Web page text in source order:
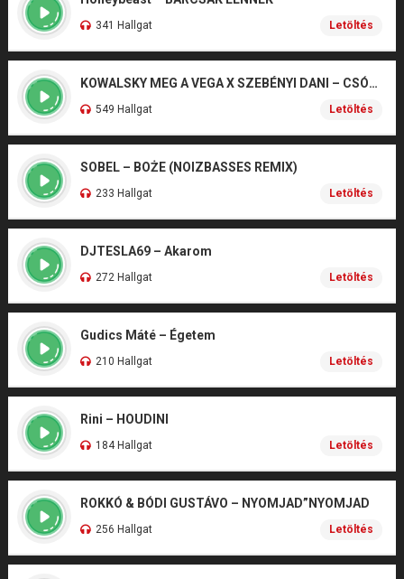
341 Hallgat Letöltés
KOWALSKY MEG A VEGA X SZEBÉNYI DANI – CSÓNAK
549 Hallgat Letöltés
SOBEL – BOŻE (NOIZBASSES REMIX)
233 Hallgat Letöltés
DJTESLA69 – Akarom
272 Hallgat Letöltés
Gudics Máté – Égetem
210 Hallgat Letöltés
Rini – HOUDINI
184 Hallgat Letöltés
ROKKÓ & BÓDI GUSTÁVO – NYOMJAD”NYOMJAD
256 Hallgat Letöltés